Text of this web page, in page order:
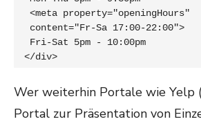
</div>
Wer weiterhin Portale wie Yelp
Portal zur Präsentation von